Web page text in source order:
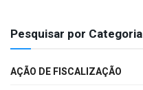
Pesquisar por Categoria
AÇÃO DE FISCALIZAÇÃO